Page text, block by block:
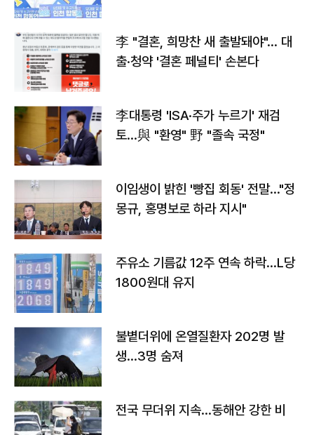
李 "결혼, 희망찬 새 출발돼야"… 대
출·청약 '결혼 페널티' 손본다
李대통령 'ISA·주가 누르기' 재검
토…與 "환영" 野 "졸속 국정"
이임생이 밝힌 '빵집 회동' 전말…"정
몽규, 홍명보로 하라 지시"
주유소 기름값 12주 연속 하락…L당
1800원대 유지
불볕더위에 온열질환자 202명 발
생…3명 숨져
전국 무더위 지속…동해안 강한 비